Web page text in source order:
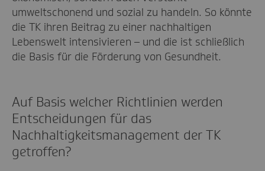
umweltschonend und sozial zu handeln. So könnte
die TK ihren Beitrag zu einer nachhaltigen
Lebenswelt intensivieren – und die ist schließlich
die Basis für die Förderung von Gesundheit.
Auf Basis welcher Richtlinien werden
Entscheidungen für das
Nachhaltigkeitsmanagement der TK
getroffen?